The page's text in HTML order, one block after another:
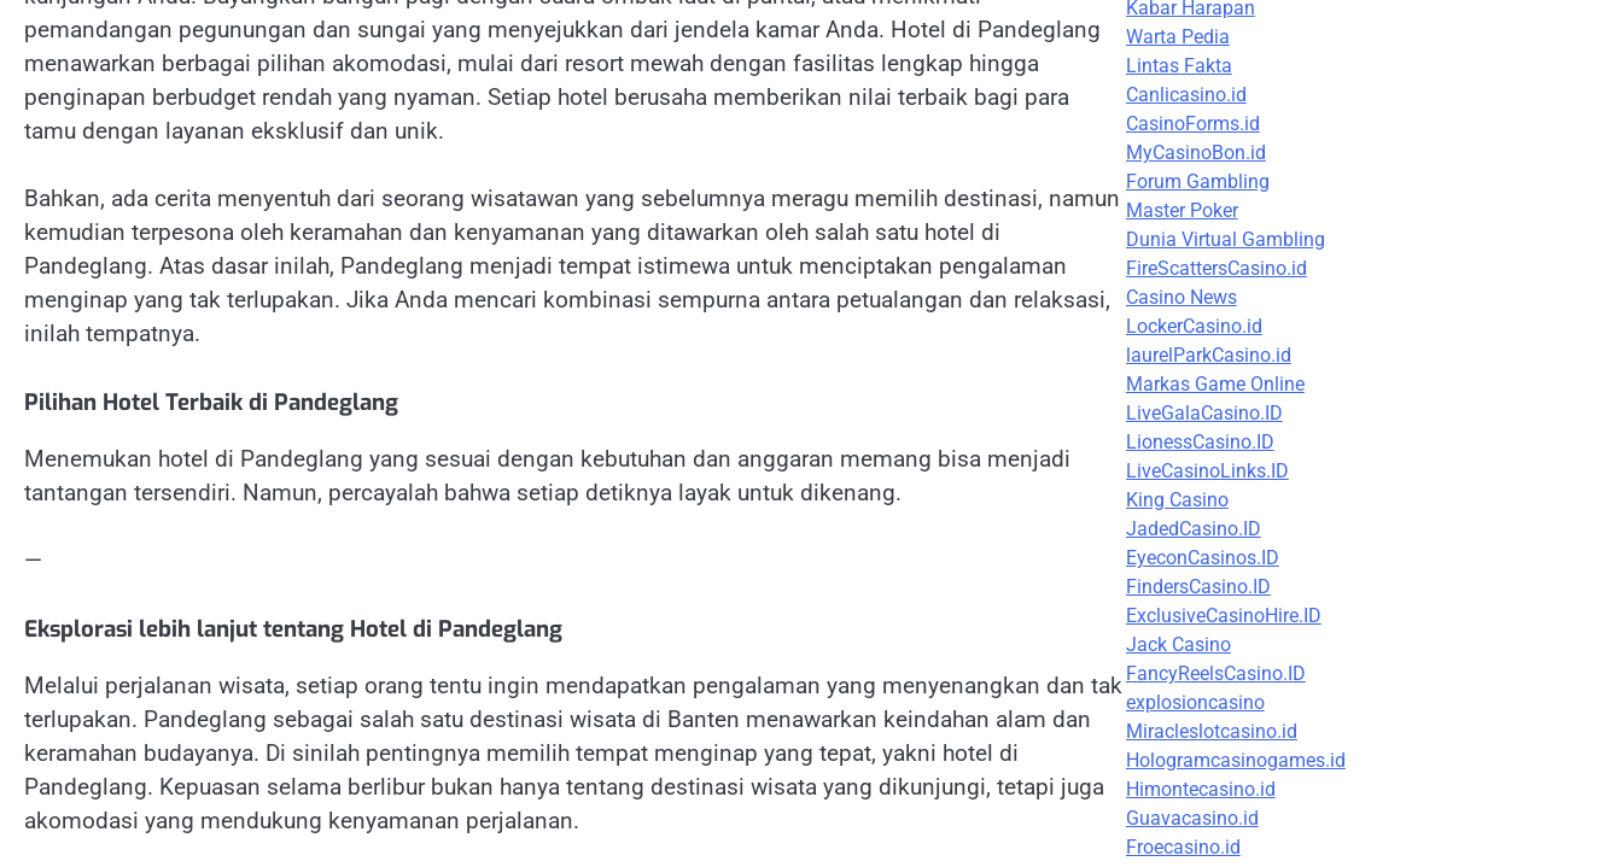
pemandangan pegunungan dan sungai yang menyejukkan dari jendela kamar Anda. Hotel di Pandeglang
menawarkan berbagai pilihan akomodasi, mulai dari resort mewah dengan fasilitas lengkap hingga
penginapan berbudget rendah yang nyaman. Setiap hotel berusaha memberikan nilai terbaik bagi para
tamu dengan layanan eksklusif dan unik.
Bahkan, ada cerita menyentuh dari seorang wisatawan yang sebelumnya meragu memilih destinasi, namun
kemudian terpesona oleh keramahan dan kenyamanan yang ditawarkan oleh salah satu hotel di
Pandeglang. Atas dasar inilah, Pandeglang menjadi tempat istimewa untuk menciptakan pengalaman
menginap yang tak terlupakan. Jika Anda mencari kombinasi sempurna antara petualangan dan relaksasi,
inilah tempatnya.
Pilihan Hotel Terbaik di Pandeglang
Menemukan hotel di Pandeglang yang sesuai dengan kebutuhan dan anggaran memang bisa menjadi
tantangan tersendiri. Namun, percayalah bahwa setiap detiknya layak untuk dikenang.
—
Eksplorasi lebih lanjut tentang Hotel di Pandeglang
Melalui perjalanan wisata, setiap orang tentu ingin mendapatkan pengalaman yang menyenangkan dan tak
terlupakan. Pandeglang sebagai salah satu destinasi wisata di Banten menawarkan keindahan alam dan
keramahan budayanya. Di sinilah pentingnya memilih tempat menginap yang tepat, yakni hotel di
Pandeglang. Kepuasan selama berlibur bukan hanya tentang destinasi wisata yang dikunjungi, tetapi juga
akomodasi yang mendukung kenyamanan perjalanan.
Kabar Harapan
Warta Pedia
Lintas Fakta
Canlicasino.id
CasinoForms.id
MyCasinoBon.id
Forum Gambling
Master Poker
Dunia Virtual Gambling
FireScattersCasino.id
Casino News
LockerCasino.id
laurelParkCasino.id
Markas Game Online
LiveGalaCasino.ID
LionessCasino.ID
LiveCasinoLinks.ID
King Casino
JadedCasino.ID
EyeconCasinos.ID
FindersCasino.ID
ExclusiveCasinoHire.ID
Jack Casino
FancyReelsCasino.ID
explosioncasino
Miracleslotcasino.id
Hologramcasinogames.id
Himontecasino.id
Guavacasino.id
Froecasino.id